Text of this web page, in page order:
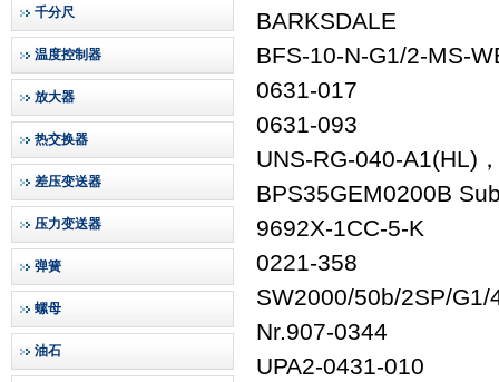
千分尺
温度控制器
放大器
热交换器
差压变送器
压力变送器
弹簧
螺母
油石
BARKSDALE
BFS-10-N-G1/2-MS-
0631-017 温
0631-093 温
UNS-RG-040-A1(HL)
BPS35GEM0200B
9692X-1CC-
0221-358 液
SW2000/50b/
Nr.907-0344
UPA2-0431-010